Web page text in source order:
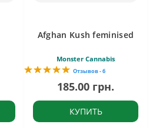
Afghan Kush feminised
Monster Cannabis
Отзывов - 6
185.00 грн.
КУПИТЬ